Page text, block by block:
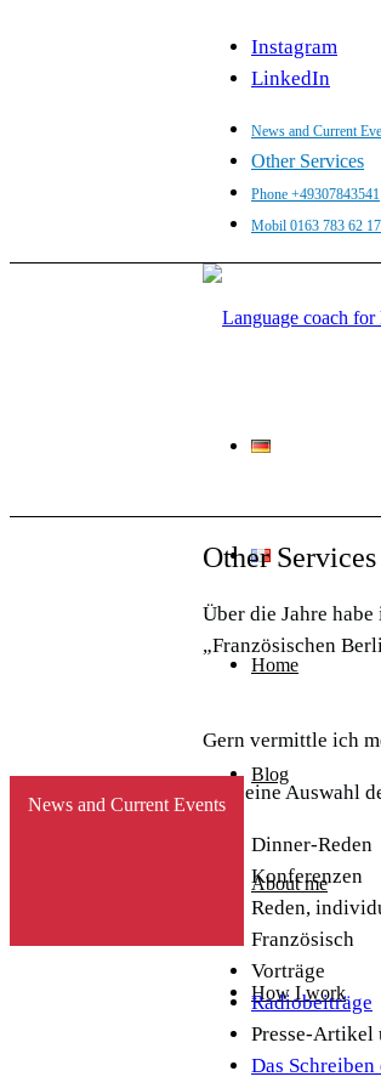
Instagram
LinkedIn
News and Current
Other Services
Phone +49307843541
Mobil 0163 783 62 17
Home
Blog
About me
How I work
Other Services
Über die Jahre
„Französischen
Gern vermittle ich
Hier eine Auswahl
Dinner-Reden
Konferenzen
Reden,
Französisch
Vorträge
Radiobeiträge
Presse-Artikel
Das Schreiben
Testimonials
News and Current Events